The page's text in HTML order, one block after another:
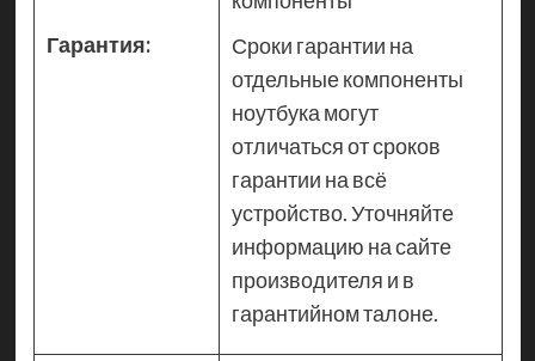
Гарантия:
Сроки гарантии на
отдельные компоненты
ноутбука могут
отличаться от сроков
гарантии на всё
устройство. Уточняйте
информацию на сайте
производителя и в
гарантийном талоне.